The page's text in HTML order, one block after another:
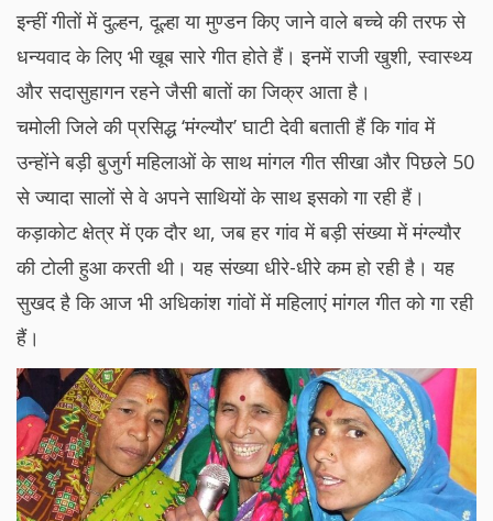
इन्हीं गीतों में दुल्हन, दूल्हा या मुण्डन किए जाने वाले बच्चे की तरफ से
धन्यवाद के लिए भी खूब सारे गीत होते हैं। इनमें राजी खुशी, स्वास्थ्य
और सदासुहागन रहने जैसी बातों का जिक्र आता है।
चमोली जिले की प्रसिद्ध ‘मंग्ल्यौर’ घाटी देवी बताती हैं कि गांव में
उन्होंने बड़ी बुजुर्ग महिलाओं के साथ मांगल गीत सीखा और पिछले 50
से ज्यादा सालों से वे अपने साथियों के साथ इसको गा रही हैं।
कड़ाकोट क्षेत्र में एक दौर था, जब हर गांव में बड़ी संख्या में मंग्ल्यौर
की टोली हुआ करती थी। यह संख्या धीरे-धीरे कम हो रही है। यह
सुखद है कि आज भी अधिकांश गांवों में महिलाएं मांगल गीत को गा रही
हैं।